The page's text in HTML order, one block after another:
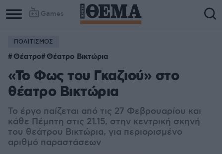
Games
ΠΟΛΙΤΙΣΜΟΣ
Θέατρο Θέατρο Βικτώρια
«Το Φως του Γκαζιού» στο
θέατρο Βικτώρια
Το έργο παίζεται από τις 27 Φεβρουαρίου και
κάθε Πέμπτη στις 21.15, στην κεντρική σκηνή
του θεάτρου Βικτώρια, για περιορισμένο
αριθμό παραστάσεων